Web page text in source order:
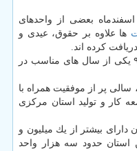
بعضی از واحدهای
ها علاوه بر حقوق، عیدی و
استاندار مركزی اظهار داشت: سال ۹۸ یكی از سال های مناسب در
آقازاده تصریح كرد: امید است سال ۹۹، سالی پر از موفقیت همراه با
كار و تولید استان مركزی
دارا بودن ۱۲ شهرستان دارای بیشتر از یك میلیون و
استان حدود سه هزار واحد